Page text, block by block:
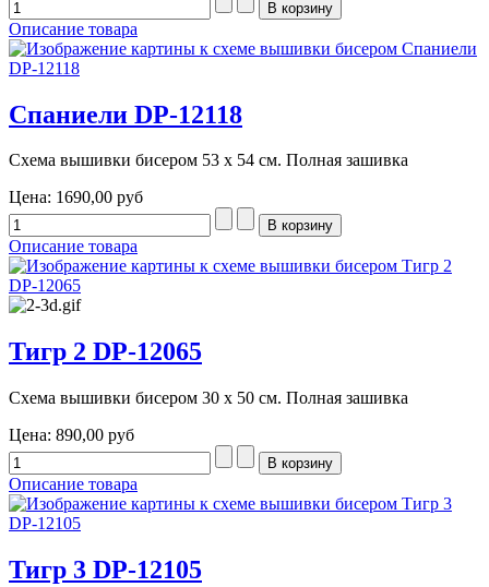
Описание товара
Спаниели DP-12118
Схема вышивки бисером 53 х 54 см. Полная зашивка
Цена: 1690,00 руб
Описание товара
Тигр 2 DP-12065
Схема вышивки бисером 30 х 50 см. Полная зашивка
Цена: 890,00 руб
Описание товара
Тигр 3 DP-12105